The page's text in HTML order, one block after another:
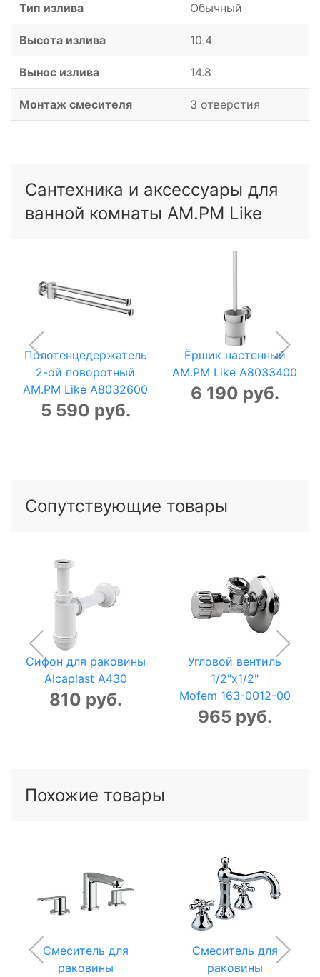
Тип излива Обычный
Высота излива 10.4
Вынос излива 14.8
Монтаж смесителя 3 отверстия
Сантехника и аксессуары для
ванной комнаты AM.PM Like
Полотенцедержатель
2-ой поворотный
AM.PM Like A8032600
5 590 руб.
Ёршик настенный
AM.PM Like A8033400
6 190 руб.
Сопутствующие товары
Сифон для раковины
Alcaplast A430
810 руб.
Угловой вентиль
1/2"x1/2"
Mofem 163-0012-00
965 руб.
Похожие товары
Смеситель для
раковины
Смеситель для
раковины